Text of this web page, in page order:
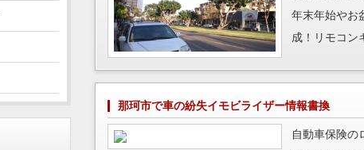
年末年始やお
成！リモコン
那珂市で車の紛失イモビライザー情報書換
自動車保険の